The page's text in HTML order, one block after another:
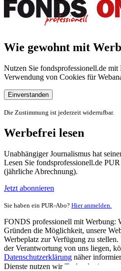
Wie gewohnt mit
Nutzen Sie fondsprofessionell.de
Verwendung von Cookies für
Einverstanden
Die Zustimmung ist jederzeit widerrufbar.
Werbefrei lesen
Unabhängiger Journalismus hat
Lesen Sie fondsprofessionell.de
(jährliche Abrechnung).
Jetzt abonnieren
Sie haben ein PUR-Abo? Hier anmelden.
FONDS professionell mit Werbung:
Gründen die Möglichkeit, unsere
Werbeplatz zur Verfügung zu
der Verantwortung von uns liegen,
Datenschutzerklärung näher
Dienste nutzen wir Technologien von